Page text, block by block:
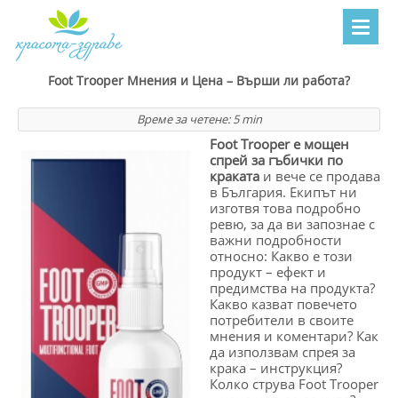
Foot Trooper Мнения и Цена – Върши ли работа?
Време за четене:5 min
Foot Trooper е мощен
спрей за гъбички по
краката и вече се продава
в България. Екипът ни
изготвя това подробно
ревю, за да ви запознае с
важни подробности
относно: Какво е този
продукт – ефект и
предимства на продукта?
Какво казват повечето
потребители в своите
мнения и коментари? Как
да използвам спрея за
крака – инструкция?
Колко струва Foot Trooper